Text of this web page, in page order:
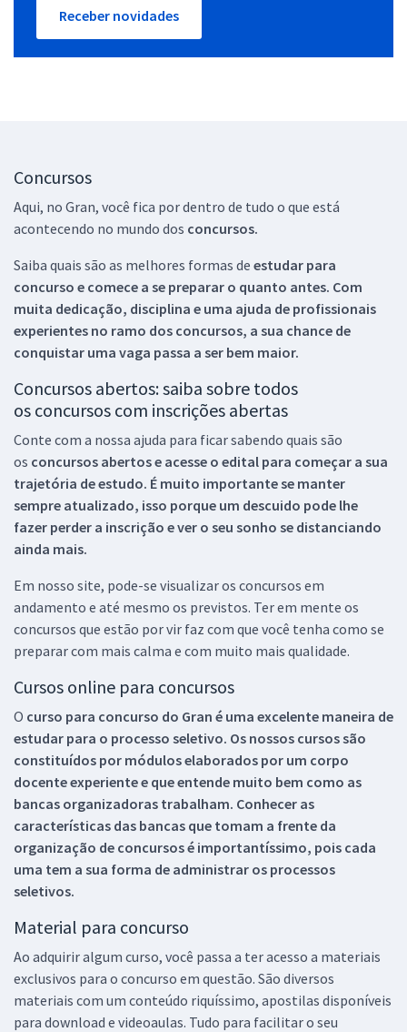
Receber novidades
Concursos
Aqui, no Gran, você fica por dentro de tudo o que está
acontecendo no mundo dos concursos.
Saiba quais são as melhores formas de estudar para
concurso e comece a se preparar o quanto antes. Com
muita dedicação, disciplina e uma ajuda de profissionais
experientes no ramo dos concursos, a sua chance de
conquistar uma vaga passa a ser bem maior.
Concursos abertos: saiba sobre todos
os concursos com inscrições abertas
Conte com a nossa ajuda para ficar sabendo quais são
os concursos abertos e acesse o edital para começar a sua
trajetória de estudo. É muito importante se manter
sempre atualizado, isso porque um descuido pode lhe
fazer perder a inscrição e ver o seu sonho se distanciando
ainda mais.
Em nosso site, pode-se visualizar os concursos em
andamento e até mesmo os previstos. Ter em mente os
concursos que estão por vir faz com que você tenha como se
preparar com mais calma e com muito mais qualidade.
Cursos online para concursos
O curso para concurso do Gran é uma excelente maneira de
estudar para o processo seletivo. Os nossos cursos são
constituídos por módulos elaborados por um corpo
docente experiente e que entende muito bem como as
bancas organizadoras trabalham. Conhecer as
características das bancas que tomam a frente da
organização de concursos é importantíssimo, pois cada
uma tem a sua forma de administrar os processos
seletivos.
Material para concurso
Ao adquirir algum curso, você passa a ter acesso a materiais
exclusivos para o concurso em questão. São diversos
materiais com um conteúdo riquíssimo, apostilas disponíveis
para download e videoaulas. Tudo para facilitar o seu